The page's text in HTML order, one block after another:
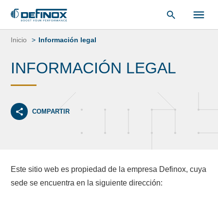
Saltar
Inicio Información legal
INFORMACIÓN LEGAL
COMPARTIR
Este sitio web es propiedad de la empresa Definox, cuya
sede se encuentra en la siguiente dirección: